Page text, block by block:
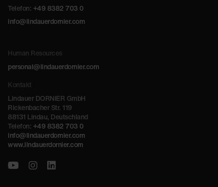
Telefon: +49 8382 703 0
info@lindauerdornier.com
Human Resources
personal@lindauerdornier.com
Kontakt
Lindauer DORNIER GmbH
Rickenbacher Str. 119
88131 Lindau, Deutschland
Telefon: +49 8382 703 0
info@lindauerdornier.com
www.lindauerdornier.com